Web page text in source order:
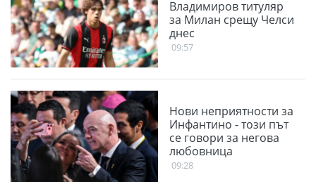
Владимиров титуляр
за Милан срещу Челси
днес
09:57
Нови неприятности за
Инфантино - този път
се говори за негова
любовница
09:28